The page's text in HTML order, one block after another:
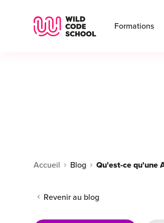
Wild Code School
Formations
Accueil Blog Qu'est-ce qu'une
Revenir au blog